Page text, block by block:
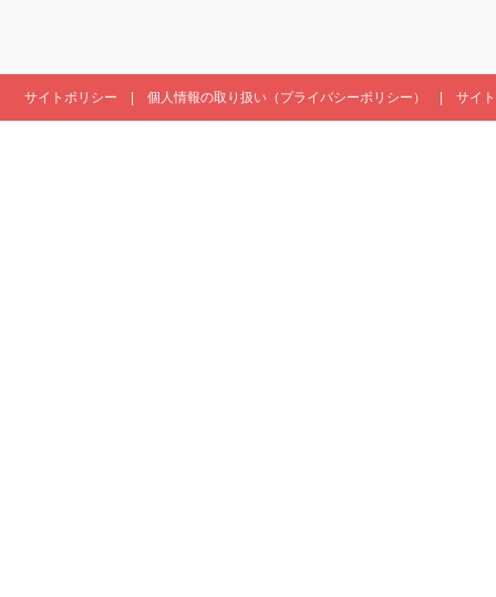
サイトポリシー 個人情報の取り扱い（プライバシーポリシー） サイ